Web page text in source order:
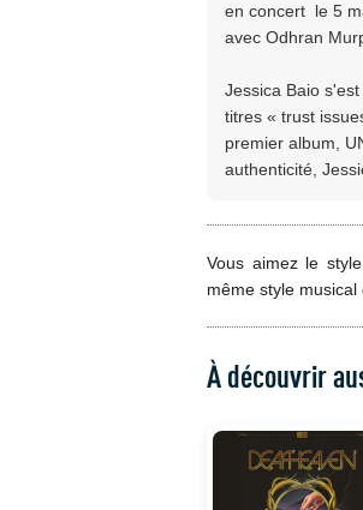
en concert le 5
avec Odhran
Jessica Baio
titres « trust
premier album,
authenticité,
Vous aimez le
même style musical
À découvrir